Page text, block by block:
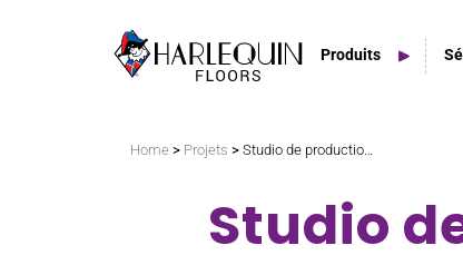
Produits
Tapis de danse en PVC
Home > Projets > Studio de production Royal Caribbean
Studio